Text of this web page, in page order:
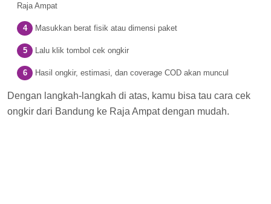
Raja Ampat
Masukkan berat fisik atau dimensi paket
Lalu klik tombol cek ongkir
Hasil ongkir, estimasi, dan coverage COD akan muncul
Dengan langkah-langkah di atas, kamu bisa tau cara cek
ongkir dari Bandung ke Raja Ampat dengan mudah.